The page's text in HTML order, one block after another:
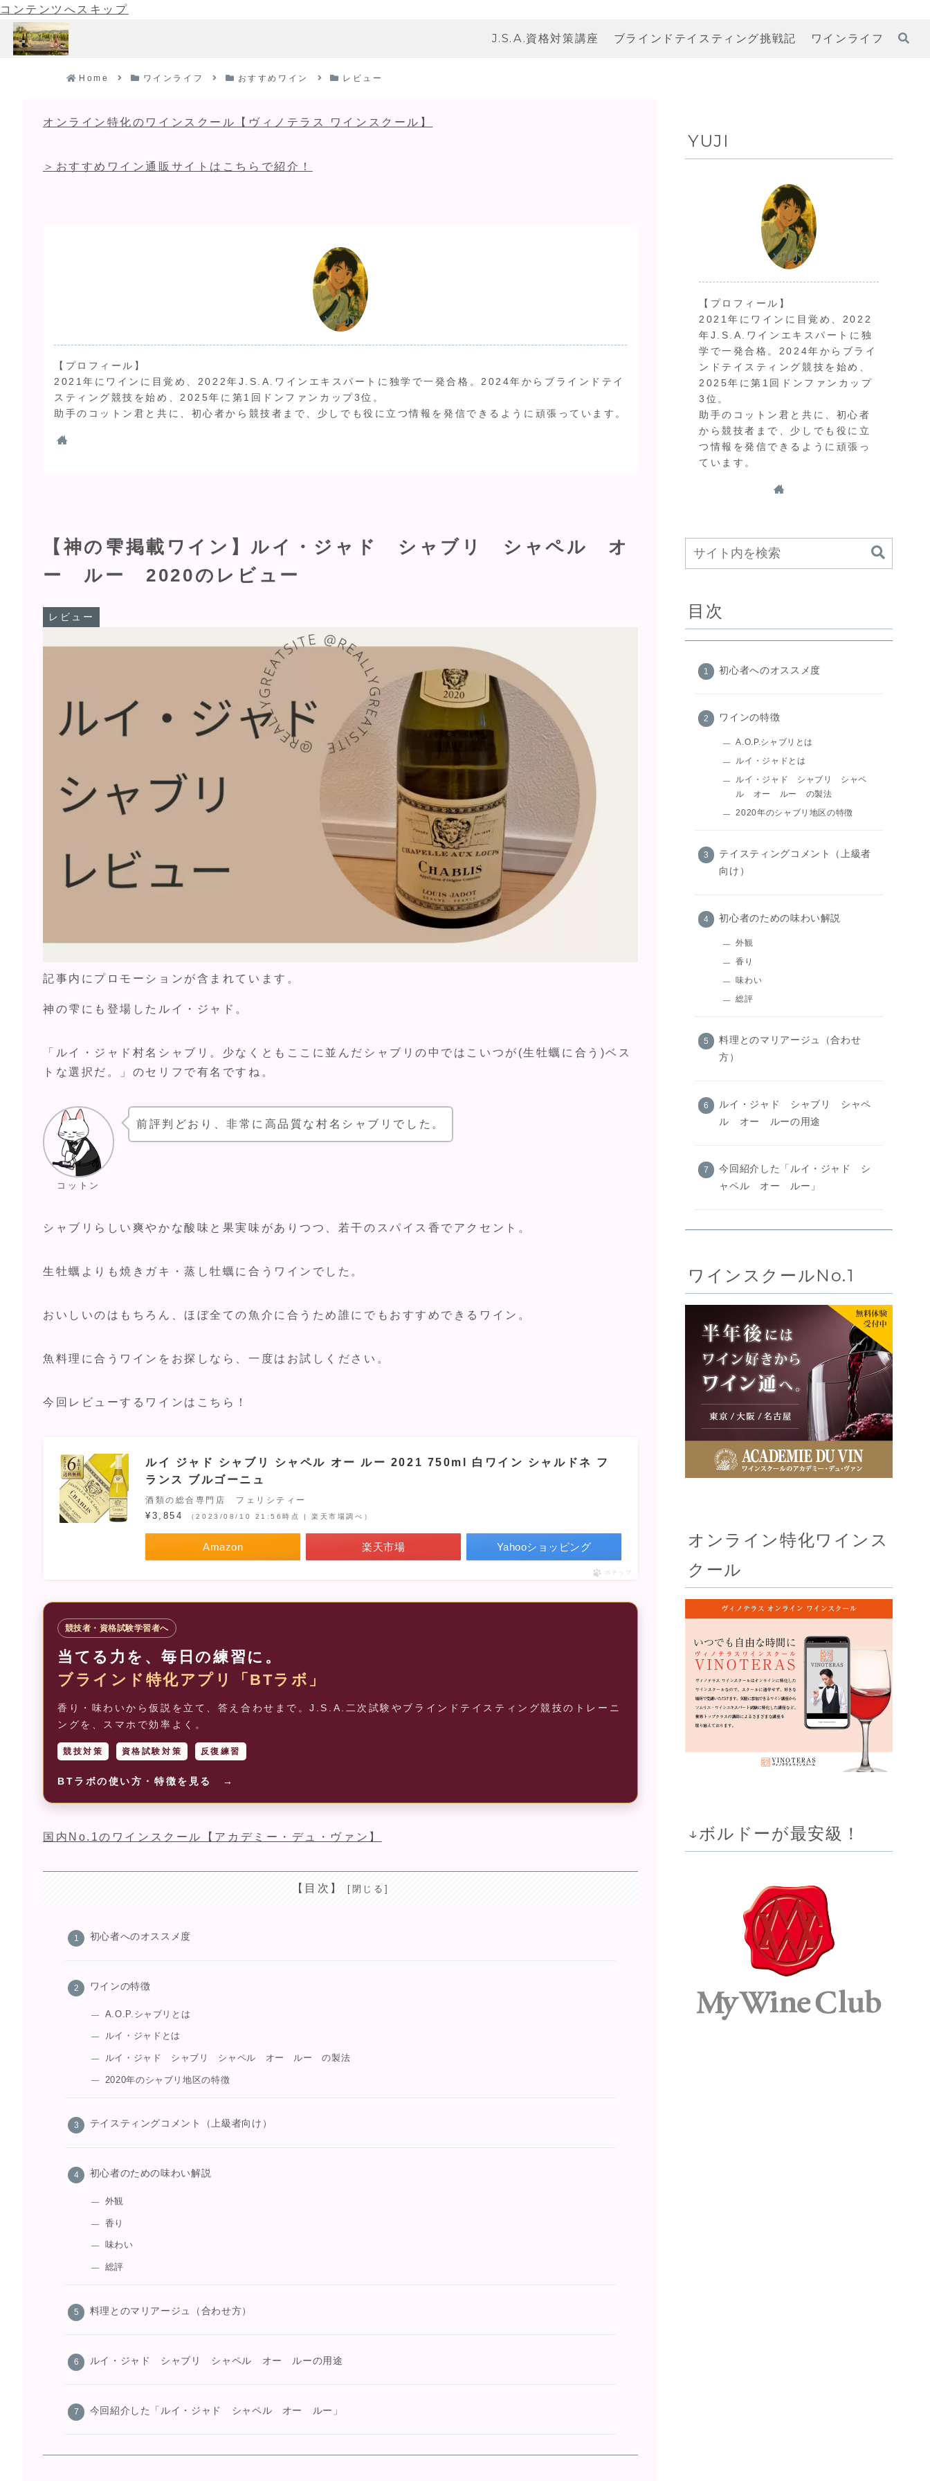
コンテンツへスキップ
J.S.A.資格対策講座 ブラインドテイスティング挑戦記 ワインライフ
Home ワインライフ おすすめワイン レビュー
【神の雫掲載ワイン】ルイ・ジャド シャブリ シャペル オ
ー ルー 2020のレビュー
オンライン特化のワインスクール【ヴィノテラス ワインスクール】
レビュー
記事内にプロモーションが含まれています。
＞おすすめワイン通販サイトはこちらで紹介！
YUJI
【プロフィール】
2021年にワインに目覚め、2022年J.S.A.ワインエキスパートに独学で一発合格。2024年からブラインドテイ
スティング競技を始め、2025年に第1回ドンファンカップ3位。
助手のコットン君と共に、初心者から競技者まで、少しでも役に立つ情報を発信できるように頑張っています。
神の雫にも登場したルイ・ジャド。
「ルイ・ジャド村名シャブリ。少なくともここに並んだシャブリの中ではこいつが(生牡蠣に合う)ベス
トな選択だ。」のセリフで有名ですね。
コットン
前評判どおり、非常に高品質な村名シャブリでした。
シャブリらしい爽やかな酸味と果実味がありつつ、若干のスパイス香でアクセント。
生牡蠣よりも焼きガキ・蒸し牡蠣に合うワインでした。
おいしいのはもちろん、ほぼ全ての魚介に合うため誰にでもおすすめできるワイン。
魚料理に合うワインをお探しなら、一度はお試しください。
今回レビューするワインはこちら！
ルイ ジャド シャブリ シャペル オー ルー 2021 750ml 白ワイン シャルドネ フ
ランス ブルゴーニュ
酒類の総合専門店 フェリシティー
¥3,854 （2023/08/10 21:56時点 | 楽天市場調べ）
Amazon 楽天市場 Yahooショッピング
ポチップ
競技者・資格試験学習者へ
当てる力を、毎日の練習に。
ブラインド特化アプリ「BTラボ」
香り・味わいから仮説を立て、答え合わせまで。J.S.A.二次試験やブラインドテイスティング競技のトレーニ
ングを、スマホで効率よく。
競技対策 資格試験対策 反復練習
BTラボの使い方・特徴を見る →
国内No.1のワインスクール【アカデミー・デュ・ヴァン】
【目次】
初心者へのオススメ度
ワインの特徴
A.O.P.シャブリとは
ルイ・ジャドとは
ルイ・ジャド シャブリ シャペル オー ルー の製法
2020年のシャブリ地区の特徴
テイスティングコメント（上級者向け）
初心者のための味わい解説
外観
香り
味わい
総評
料理とのマリアージュ（合わせ方）
ルイ・ジャド シャブリ シャペル オー ルーの用途
今回紹介した「ルイ・ジャド シャペル オー ルー」
YUJI
YUJI
【プロフィール】
2021年にワインに目覚め、2022
年J.S.A.ワインエキスパートに独
学で一発合格。2024年からブライ
ンドテイスティング競技を始め、
2025年に第1回ドンファンカップ
3位。
助手のコットン君と共に、初心者
から競技者まで、少しでも役に立
つ情報を発信できるように頑張っ
ています。
目次
初心者へのオススメ度
ワインの特徴
A.O.P.シャブリとは
ルイ・ジャドとは
ルイ・ジャド シャブリ シャペ
ル オー ルー の製法
2020年のシャブリ地区の特徴
テイスティングコメント（上級者
向け）
初心者のための味わい解説
外観
香り
味わい
総評
料理とのマリアージュ（合わせ
方）
ルイ・ジャド シャブリ シャペ
ル オー ルーの用途
今回紹介した「ルイ・ジャド シ
ャペル オー ルー」
ワインスクールNo.1
オンライン特化ワインス
クール
↓ボルドーが最安級！